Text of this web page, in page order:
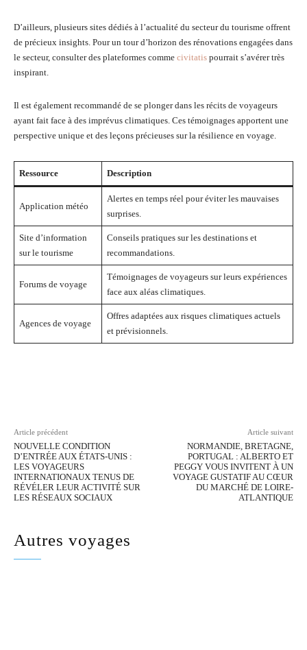
D’ailleurs, plusieurs sites dédiés à l’actualité du secteur du tourisme offrent
de précieux insights. Pour un tour d’horizon des rénovations engagées dans
le secteur, consulter des plateformes comme civitatis pourrait s’avérer très
inspirant.
Il est également recommandé de se plonger dans les récits de voyageurs
ayant fait face à des imprévus climatiques. Ces témoignages apportent une
perspective unique et des leçons précieuses sur la résilience en voyage.
Ressource Description
Application météo
Alertes en temps réel pour éviter les mauvaises
surprises.
Site d’information
sur le tourisme
Conseils pratiques sur les destinations et
recommandations.
Forums de voyage
Témoignages de voyageurs sur leurs expériences
face aux aléas climatiques.
Agences de voyage
Offres adaptées aux risques climatiques actuels
et prévisionnels.
Article précédent
NOUVELLE CONDITION
D’ENTRÉE AUX ÉTATS-UNIS :
LES VOYAGEURS
INTERNATIONAUX TENUS DE
RÉVÉLER LEUR ACTIVITÉ SUR
LES RÉSEAUX SOCIAUX
Article suivant
NORMANDIE, BRETAGNE,
PORTUGAL : ALBERTO ET
PEGGY VOUS INVITENT À UN
VOYAGE GUSTATIF AU CŒUR
DU MARCHÉ DE LOIRE-
ATLANTIQUE
Autres voyages